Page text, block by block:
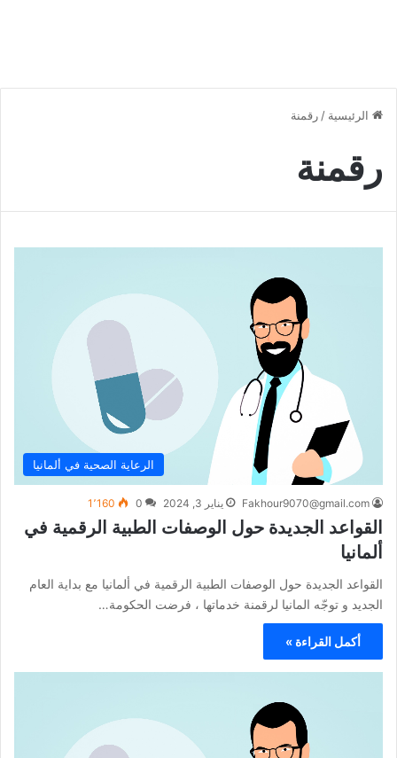
الرئيسية / رقمنة
رقمنة
الرعاية الصحية في ألمانيا
Fakhour9070@gmail.com يناير 3, 2024 0 1٬160
القواعد الجديدة حول الوصفات الطبية الرقمية في
ألمانيا
القواعد الجديدة حول الوصفات الطبية الرقمية في ألمانيا مع بداية العام
الجديد و توجّه المانيا لرقمنة خدماتها ، فرضت الحكومة…
أكمل القراءة »